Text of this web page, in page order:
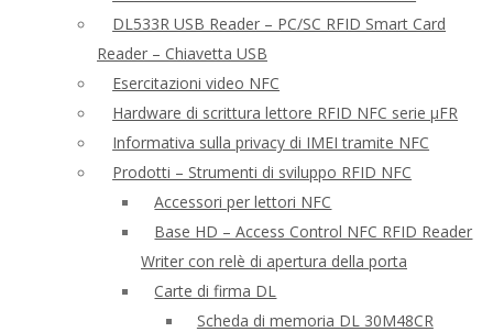
DL533R USB Reader – PC/SC RFID Smart Card
Reader – Chiavetta USB
Esercitazioni video NFC
Hardware di scrittura lettore RFID NFC serie μFR
Informativa sulla privacy di IMEI tramite NFC
Prodotti – Strumenti di sviluppo RFID NFC
Accessori per lettori NFC
Base HD – Access Control NFC RFID Reader
Writer con relè di apertura della porta
Carte di firma DL
Scheda di memoria DL 30M48CR